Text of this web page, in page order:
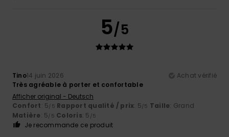
5/5
Tino14 juin 2026
Achat vérifié
Très agréable à porter et confortable
Afficher original - Deutsch
Confort: 5/5 Rapport qualité / prix: 5/5 Taille: Grand
Matière: 5/5 Coloris: 5 /5
Je recommande ce produit